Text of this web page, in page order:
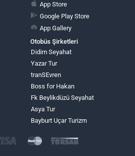
App Store
Google Play Store
App Gallery
Otobüs Şirketleri
Didim Seyahat
Yazar Tur
tranSEvren
Boss for Hakan
Fk Beylikdüzü Seyahat
Asya Tur
Bayburt Uçar Turizm